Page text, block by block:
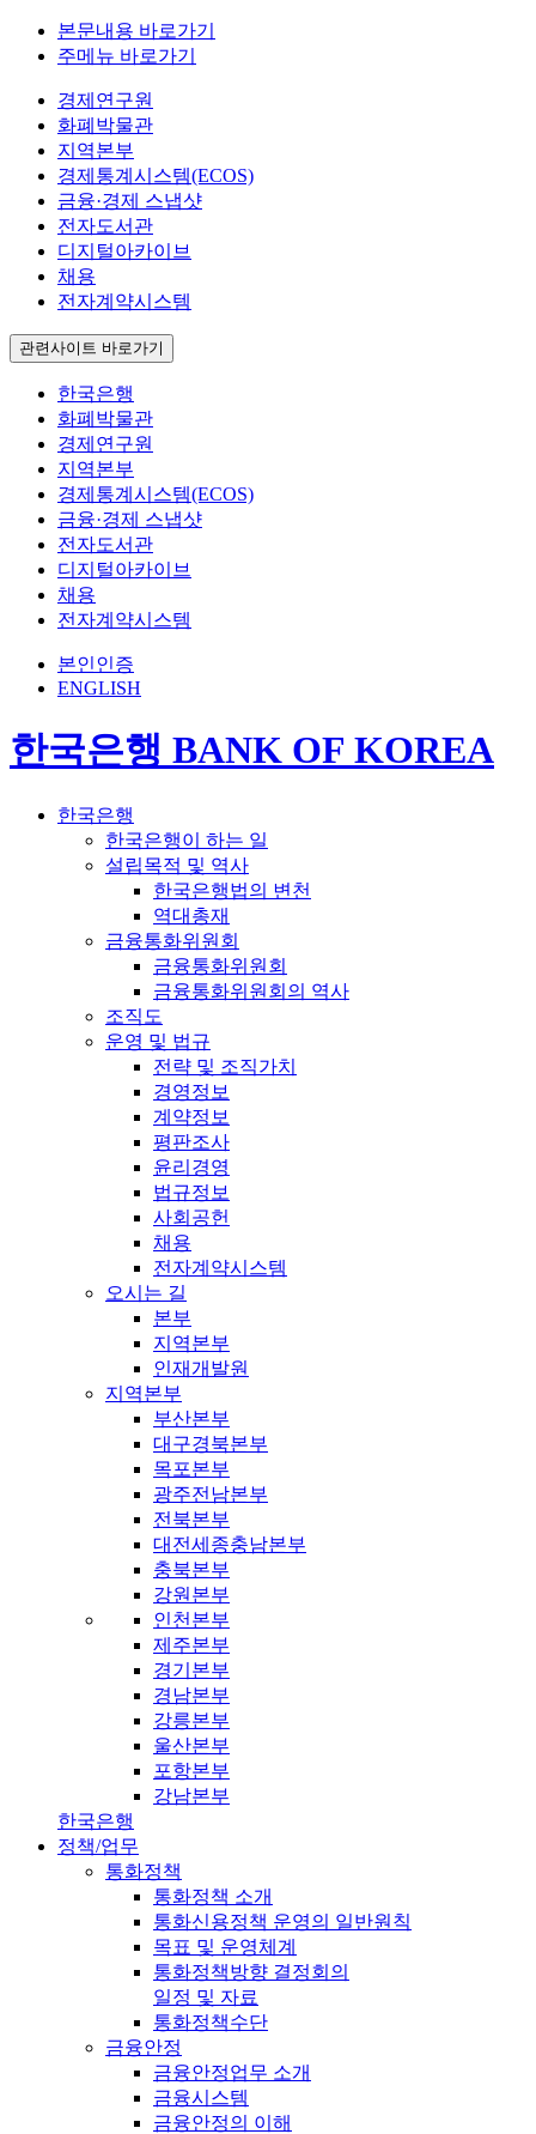
본문내용 바로가기
주메뉴 바로가기
경제연구원
화폐박물관
지역본부
경제통계시스템(ECOS)
금융·경제 스냅샷
전자도서관
디지털아카이브
채용
전자계약시스템
관련사이트 바로가기
한국은행
화폐박물관
경제연구원
지역본부
경제통계시스템(ECOS)
금융·경제 스냅샷
전자도서관
디지털아카이브
채용
전자계약시스템
본인인증
ENGLISH
한국은행 BANK OF KOREA
한국은행
한국은행이 하는 일
설립목적 및 역사
한국은행법의 변천
역대총재
금융통화위원회
금융통화위원회
금융통화위원회의 역사
조직도
운영 및 법규
전략 및 조직가치
경영정보
계약정보
평판조사
윤리경영
법규정보
사회공헌
채용
전자계약시스템
오시는 길
본부
지역본부
인재개발원
지역본부
부산본부
대구경북본부
목포본부
광주전남본부
전북본부
대전세종충남본부
충북본부
강원본부
인천본부
제주본부
경기본부
경남본부
강릉본부
울산본부
포항본부
강남본부
한국은행
정책/업무
통화정책
통화정책 소개
통화신용정책 운영의 일반원칙
목표 및 운영체계
통화정책방향 결정회의
일정 및 자료
통화정책수단
금융안정
금융안정업무 소개
금융시스템
금융안정의 이해